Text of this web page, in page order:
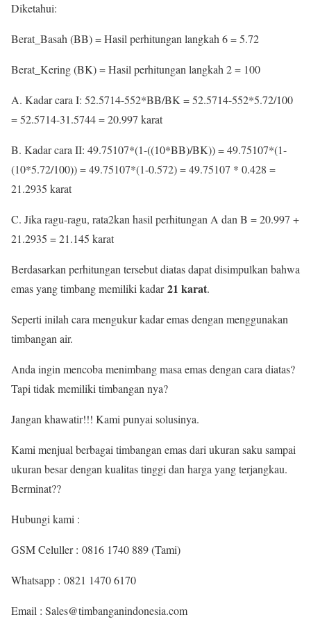
Diketahui:
Berat_Basah (BB) = Hasil perhitungan langkah 6 = 5.72
Berat_Kering (BK) = Hasil perhitungan langkah 2 = 100
A. Kadar cara I: 52.5714-552*BB/BK = 52.5714-552*5.72/100
= 52.5714-31.5744 = 20.997 karat
B. Kadar cara II: 49.75107*(1-((10*BB)/BK)) = 49.75107*(1-
(10*5.72/100)) = 49.75107*(1-0.572) = 49.75107 * 0.428 =
21.2935 karat
C. Jika ragu-ragu, rata2kan hasil perhitungan A dan B = 20.997 +
21.2935 = 21.145 karat
Berdasarkan perhitungan tersebut diatas dapat disimpulkan bahwa
emas yang timbang memiliki kadar21 karat.
Seperti inilah cara mengukur kadar emas dengan menggunakan
timbangan air.
Anda ingin mencoba menimbang masa emas dengan cara diatas?
Tapi tidak memiliki timbangan nya?
Jangan khawatir!!! Kami punyai solusinya.
Kami menjual berbagai timbangan emas dari ukuran saku sampai
ukuran besar dengan kualitas tinggi dan harga yang terjangkau.
Berminat??
Hubungi kami :
GSM Celuller : 0816 1740 889 (Tami)
Whatsapp : 0821 1470 6170
Email : Sales@timbanganindonesia.com